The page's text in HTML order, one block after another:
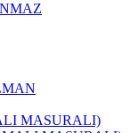
MASURALI)